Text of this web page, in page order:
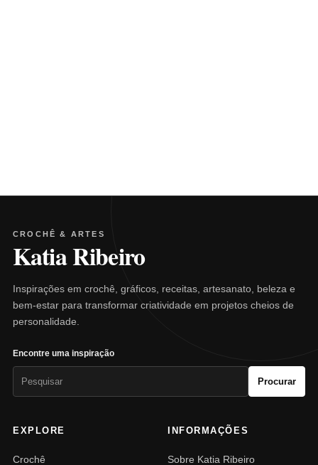
CROCHÊ & ARTES
Katia Ribeiro
Inspirações em crochê, gráficos, receitas, artesanato, beleza e
bem-estar para transformar criatividade em projetos cheios de
personalidade.
Encontre uma inspiração
Procurar
EXPLORE
Crochê
INFORMAÇÕES
Sobre Katia Ribeiro